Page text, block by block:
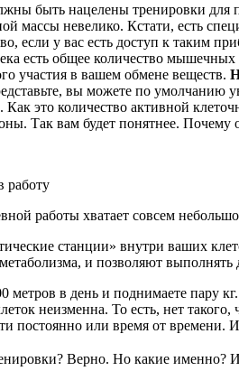
быть нацелены тренировки для
массы невелико. Кстати, есть
если у вас есть доступ к таким
есть общее количество
участия в вашем обмене веществ.
вы можете по умолчанию
это количество активной
Так вам будет понятнее.
работу
работы хватает совсем
станции» внутри ваших
и позволяют
в день и поднимаете пару
неизменна. То есть, нет
или время от времени. И
Верно. Но какие